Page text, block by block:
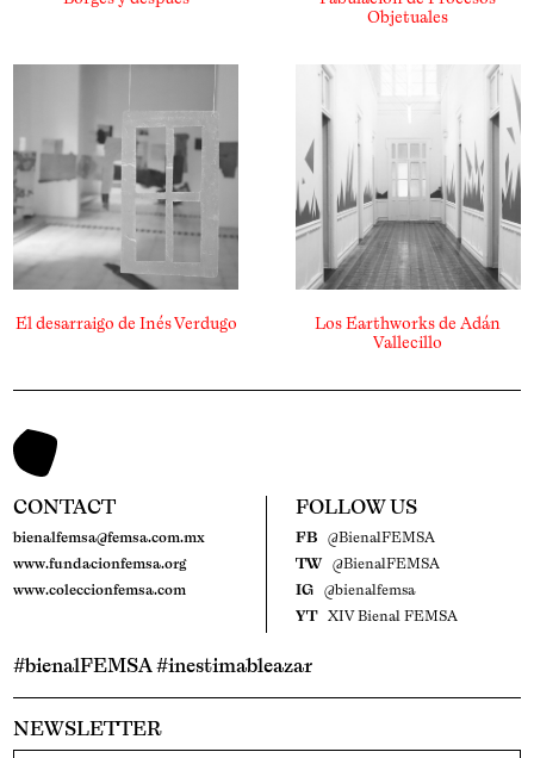
Objetuales
El desarraigo de Inés Verdugo
Los Earthworks de Adán
Vallecillo
CONTACT
bienalfemsa@femsa.com.mx
www.fundacionfemsa.org
www.coleccionfemsa.com
FOLLOW US
FB @BienalFEMSA
TW @BienalFEMSA
IG @bienalfemsa
YT XIV Bienal FEMSA
#bienalFEMSA #inestimableazar
NEWSLETTER